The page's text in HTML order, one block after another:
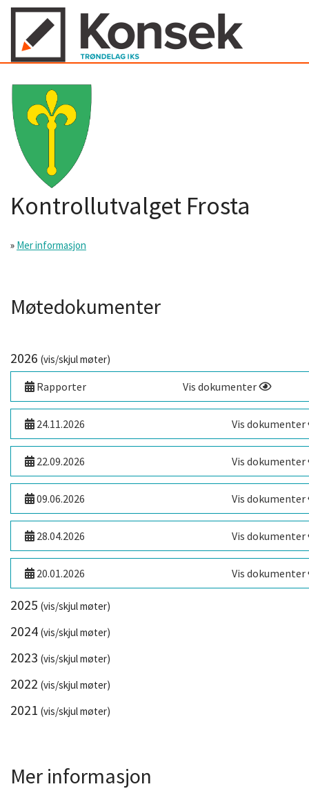
Kontrollutvalget Frosta
» Mer informasjon
Møtedokumenter
2026 (vis/skjul møter)
Rapporter Vis dokumenter
24.11.2026 Vis dokumenter
22.09.2026 Vis dokumenter
09.06.2026 Vis dokumenter
28.04.2026 Vis dokumenter
20.01.2026 Vis dokumenter
2025 (vis/skjul møter)
2024 (vis/skjul møter)
2023 (vis/skjul møter)
2022 (vis/skjul møter)
2021 (vis/skjul møter)
Mer informasjon